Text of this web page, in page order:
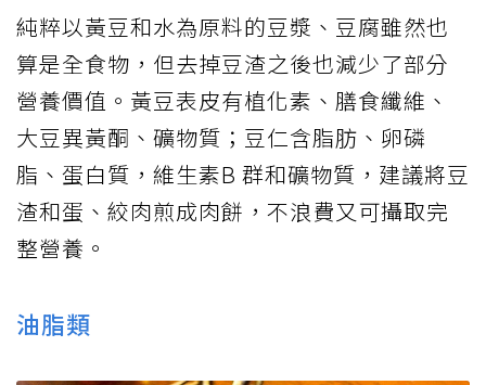
純粹以黃豆和水為原料的豆漿、豆腐雖然也
算是全食物，但去掉豆渣之後也減少了部分
營養價值。黃豆表皮有植化素、膳食纖維、
大豆異黃酮、礦物質；豆仁含脂肪、卵磷
脂、蛋白質，維生素B 群和礦物質，建議將豆
渣和蛋、絞肉煎成肉餅，不浪費又可攝取完
整營養。
油脂類